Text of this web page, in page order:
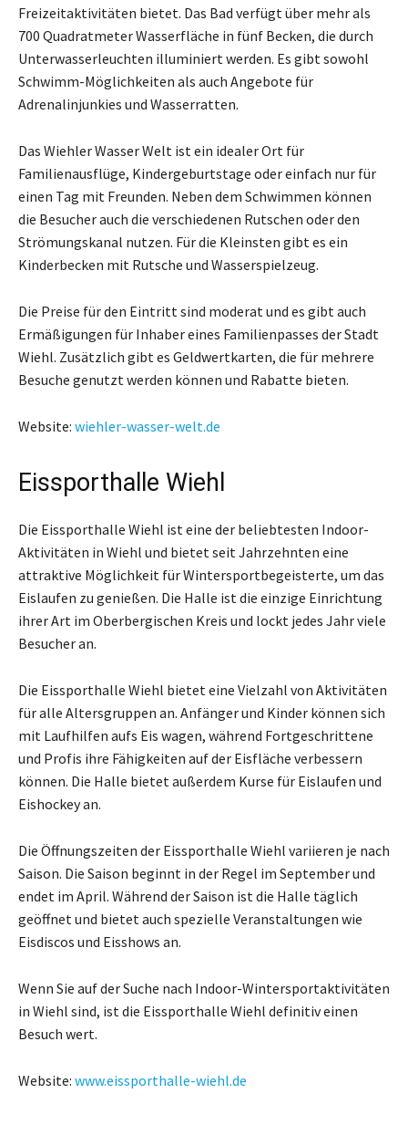
Freizeitaktivitäten bietet. Das Bad verfügt über mehr als
700 Quadratmeter Wasserfläche in fünf Becken, die durch
Unterwasserleuchten illuminiert werden. Es gibt sowohl
Schwimm-Möglichkeiten als auch Angebote für
Adrenalinjunkies und Wasserratten.
Das Wiehler Wasser Welt ist ein idealer Ort für
Familienausflüge, Kindergeburtstage oder einfach nur für
einen Tag mit Freunden. Neben dem Schwimmen können
die Besucher auch die verschiedenen Rutschen oder den
Strömungskanal nutzen. Für die Kleinsten gibt es ein
Kinderbecken mit Rutsche und Wasserspielzeug.
Die Preise für den Eintritt sind moderat und es gibt auch
Ermäßigungen für Inhaber eines Familienpasses der Stadt
Wiehl. Zusätzlich gibt es Geldwertkarten, die für mehrere
Besuche genutzt werden können und Rabatte bieten.
Website: wiehler-wasser-welt.de
Eissporthalle Wiehl
Die Eissporthalle Wiehl ist eine der beliebtesten Indoor-
Aktivitäten in Wiehl und bietet seit Jahrzehnten eine
attraktive Möglichkeit für Wintersportbegeisterte, um das
Eislaufen zu genießen. Die Halle ist die einzige Einrichtung
ihrer Art im Oberbergischen Kreis und lockt jedes Jahr viele
Besucher an.
Die Eissporthalle Wiehl bietet eine Vielzahl von Aktivitäten
für alle Altersgruppen an. Anfänger und Kinder können sich
mit Laufhilfen aufs Eis wagen, während Fortgeschrittene
und Profis ihre Fähigkeiten auf der Eisfläche verbessern
können. Die Halle bietet außerdem Kurse für Eislaufen und
Eishockey an.
Die Öffnungszeiten der Eissporthalle Wiehl variieren je nach
Saison. Die Saison beginnt in der Regel im September und
endet im April. Während der Saison ist die Halle täglich
geöffnet und bietet auch spezielle Veranstaltungen wie
Eisdiscos und Eisshows an.
Wenn Sie auf der Suche nach Indoor-Wintersportaktivitäten
in Wiehl sind, ist die Eissporthalle Wiehl definitiv einen
Besuch wert.
Website: www.eissporthalle-wiehl.de